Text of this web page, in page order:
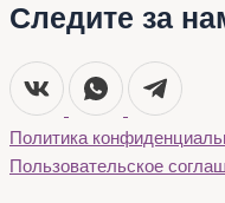
Следите за
Политика
Пользовательское